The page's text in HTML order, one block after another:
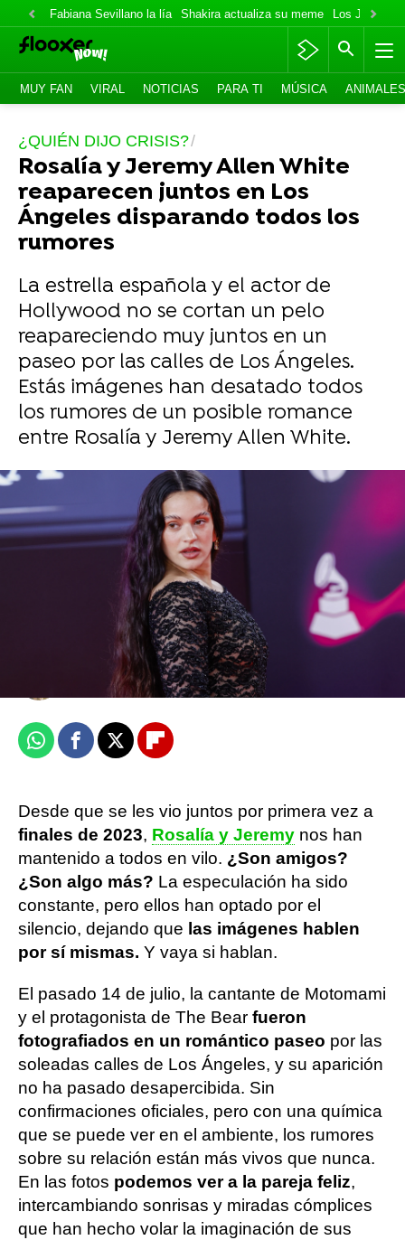
Fabiana Sevillano la lía Shakira actualiza su meme Los Jonas
MUY FAN VIRAL NOTICIAS PARA TI MÚSICA ANIMALES
¿QUIÉN DIJO CRISIS?
Rosalía y Jeremy Allen White
reaparecen juntos en Los
Ángeles disparando todos los
rumores
La estrella española y el actor de
Hollywood no se cortan un pelo
reapareciendo muy juntos en un
paseo por las calles de Los Ángeles.
Estás imágenes han desatado todos
los rumores de un posible romance
entre Rosalía y Jeremy Allen White.
Rosalía, coanfitriona de la gran fiesta
previa a los Juegos Olímpicos de París
2024
Julia Almazán
Publicado:17 de julio de 2024, 13:07
WhatsappFacebook
X Flipboard
Desde que se les vio juntos por primera vez a
finales de 2023, Rosalía y Jeremy nos han
mantenido a todos en vilo. ¿Son amigos?
¿Son algo más? La especulación ha sido
constante, pero ellos han optado por el
silencio, dejando que las imágenes hablen
por sí mismas. Y vaya si hablan.
El pasado 14 de julio, la cantante de Motomami
y el protagonista de The Bear fueron
fotografiados en un romántico paseo por las
soleadas calles de Los Ángeles, y su aparición
no ha pasado desapercibida. Sin
confirmaciones oficiales, pero con una química
que se puede ver en el ambiente, los rumores
sobre su relación están más vivos que nunca.
En las fotos podemos ver a la pareja feliz,
intercambiando sonrisas y miradas cómplices
que han hecho volar la imaginación de sus